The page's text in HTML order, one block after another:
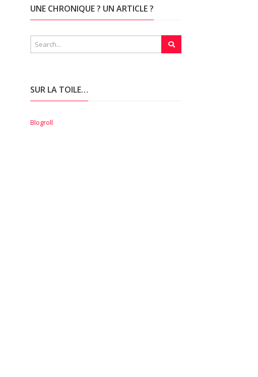
UNE CHRONIQUE ? UN ARTICLE ?
SUR LA TOILE…
Blogroll